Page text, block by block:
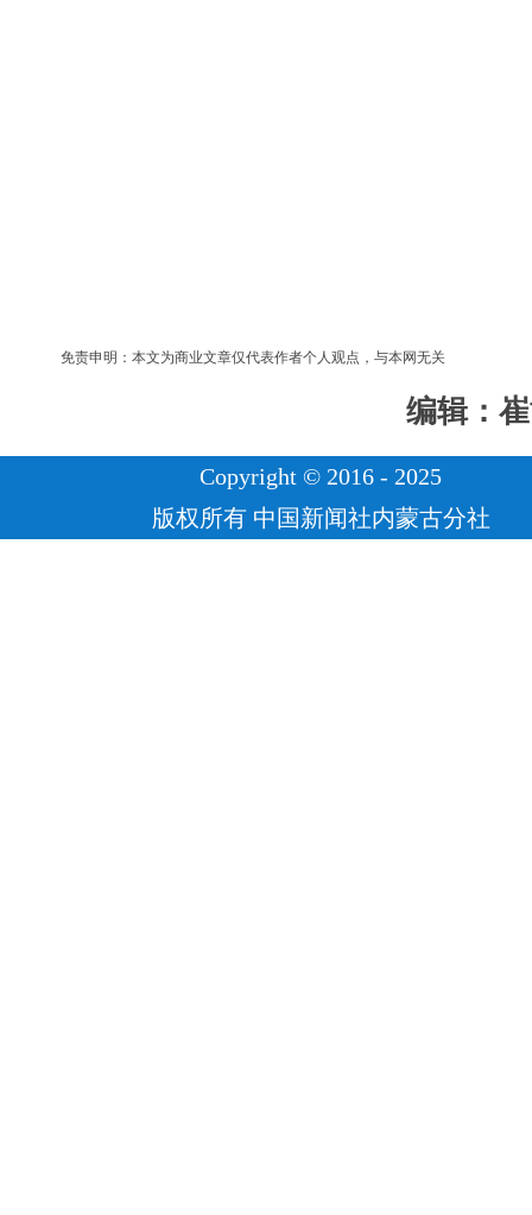
免责申明：本文为商业文章仅代表作者个人观点，与本网无关
编辑：
Copyright © 2016 - 2025
版权所有 中国新闻社内蒙古分社